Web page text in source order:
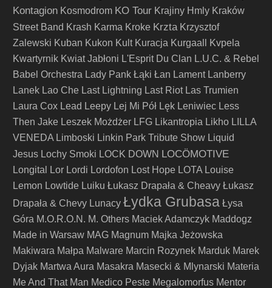
Kontagion Kosmodrom KO Tour Krajiny Hmly Kraków
Street Band Krash Karma Kroke Krzta Krzysztof
Zalewski Kuban Kukon Kult Kuracja Kurgaall
Kvpela
Kwartyrnik Kwiat Jabłoni L'Esprit Du Clan L.U.C. & Rebel
Babel Orchestra Lady Pank Łąki Łan Lament Lanberry
Lanek Lao Che Last Lightning Last Riot Las Trumien
Laura Cox Lead Leepy Lej Mi Pół Lęk Leniwiec Less
Then Jake Leszek Możdżer LFG Likantropia Likho LILLA
VENEDA Limboski Linkin Park Tribute Show Liquid
Jesus Lochy Smoki LOCK DOWN LOCÖMOTIVE
Longital Lor Lordi Lordofon Lost Hope LOTA Louise
Lemon Lowtide Luiku Łukasz Drapała & Cheavy Łukasz
Drapała & Chevy Lunacy Łydka Grubasa Łysa
Góra M.O.R.O.N. M. Others Maciek Adamczyk Maddogz
Made in Warsaw MAG Magnum Majka Jeżowska
Makiwara Małpa Malware Marcin Rozynek Marduk Marek
Dyjak Martwa Aura Masakra Masecki & Mlynarski Materia
Me And That Man Medico Peste Megalomorfus Mentor